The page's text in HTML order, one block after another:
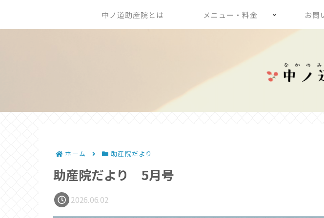
中ノ道助産院とは メニュー・料金 お問
ホーム 助産院だより
助産院だより 5月号
2026.06.02